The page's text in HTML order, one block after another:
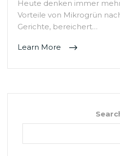
Heute denken immer
Vorteile von Mikrogrün
Gerichte, bereichert…
Learn More